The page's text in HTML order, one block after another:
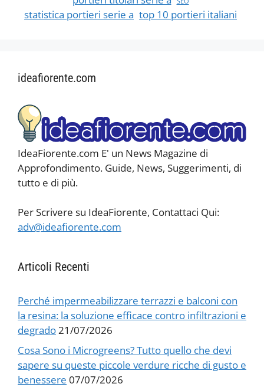
statistica portieri serie a top 10 portieri italiani
ideafiorente.com
IdeaFiorente.com E' un News Magazine di
Approfondimento. Guide, News, Suggerimenti, di
tutto e di più.
Per Scrivere su IdeaFiorente, Contattaci Qui:
adv@ideafiorente.com
Articoli Recenti
Perché impermeabilizzare terrazzi e balconi con
la resina: la soluzione efficace contro infiltrazioni e
degrado21/07/2026
Cosa Sono i Microgreens? Tutto quello che devi
sapere su queste piccole verdure ricche di gusto e
benessere 07/07/2026